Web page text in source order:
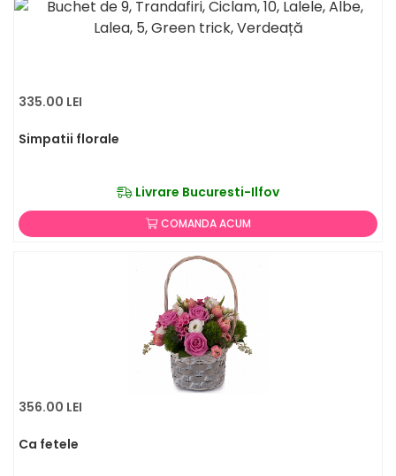
335.00 LEI
Simpatii florale
Livrare Bucuresti-Ilfov
COMANDA ACUM
356.00 LEI
Ca fetele